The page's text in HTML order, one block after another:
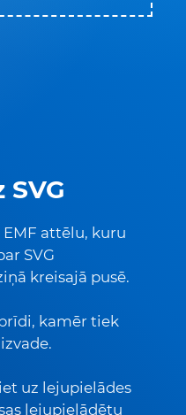
SVG
attēlu, kuru
SVG
kreisajā pusē.
kamēr tiek
uz lejupielādes
lejupielādētu